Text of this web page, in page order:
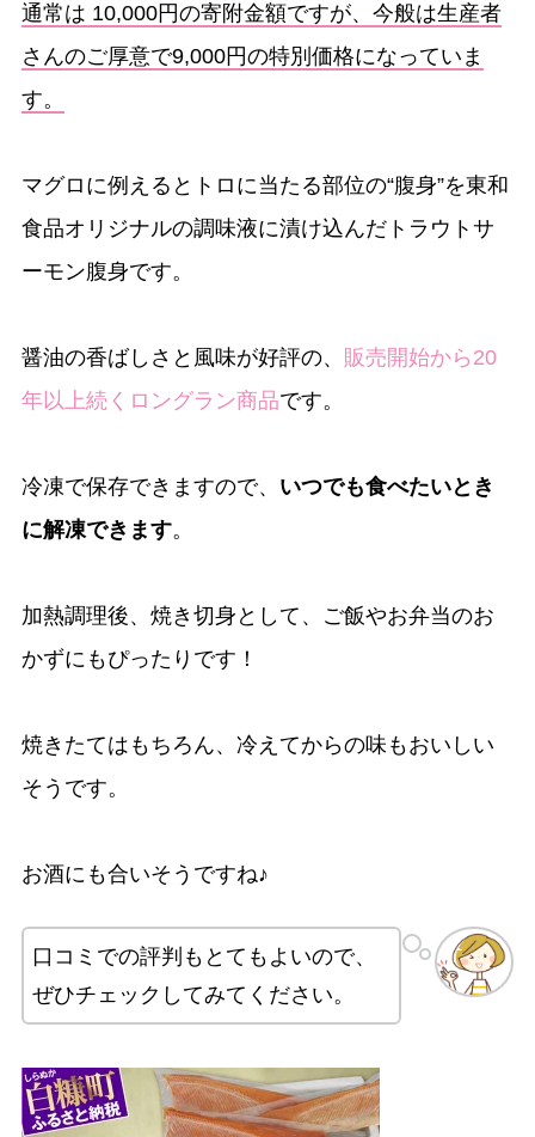
通常は 10,000円の寄附金額ですが、今般は生産者
さんのご厚意で9,000円の特別価格になっていま
す。
マグロに例えるとトロに当たる部位の“腹身”を東和
食品オリジナルの調味液に漬け込んだトラウトサ
ーモン腹身です。
醤油の香ばしさと風味が好評の、 販売開始から20
年以上続くロングラン商品です。
冷凍で保存できますので、 いつでも食べたいとき
に解凍できます。
加熱調理後、焼き切身として、ご飯やお弁当のお
かずにもぴったりです！
焼きたてはもちろん、冷えてからの味もおいしい
そうです。
お酒にも合いそうですね♪
口コミでの評判もとてもよいので、
ぜひチェックしてみてください。